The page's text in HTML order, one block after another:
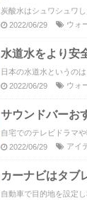
炭酸水はシュワシュワ
2022/06/29
ウォ
水道水をより安
日本の水道水というの
2022/06/29
ウォ
サウンドバーお
自宅でのテレビドラマ
2022/06/29
アイ
カーナビはタブ
自動車で目的地を設定